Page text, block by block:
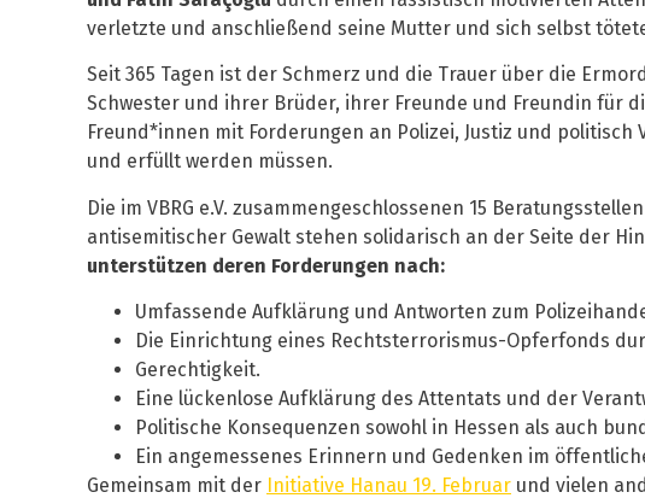
verletzte und anschließend seine Mutter und sich selbst
Seit 365 Tagen ist der Schmerz und die Trauer über die
Schwester und ihrer Brüder, ihrer Freunde und Freundin für
Freund*innen mit Forderungen an Polizei, Justiz und
und erfüllt werden müssen.
Die im VBRG e.V. zusammengeschlossenen 15
antisemitischer Gewalt stehen solidarisch an der Seite der
unterstützen deren Forderungen nach:
Umfassende Aufklärung und Antworten zum
Die Einrichtung eines Rechtsterrorismus-Opferfonds
Gerechtigkeit.
Eine lückenlose Aufklärung des Attentats und der
Politische Konsequenzen sowohl in Hessen als auch
Ein angemessenes Erinnern und Gedenken im
Gemeinsam mit der Initiative Hanau 19. Februar und vielen